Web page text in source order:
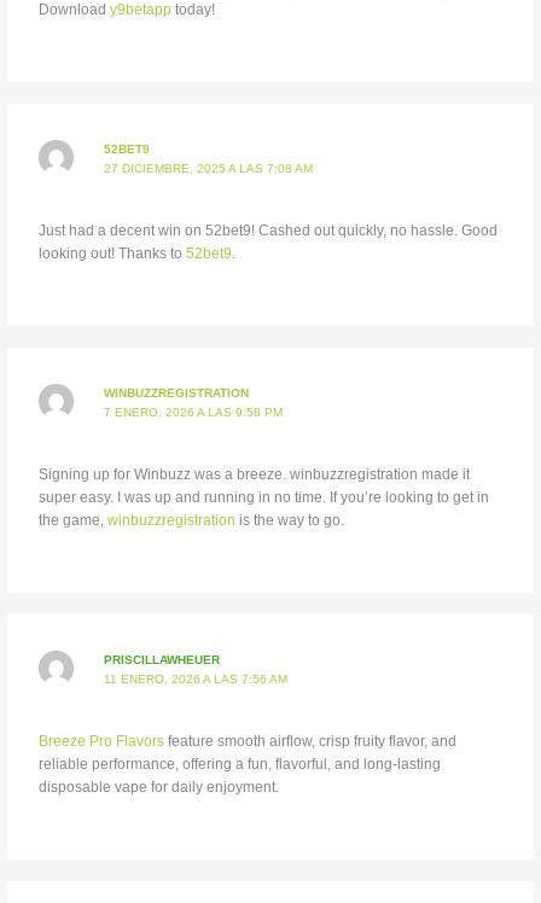
Download y9betapptoday!
52BET9
27 DICIEMBRE, 2025 A LAS 7:08 AM
Just had a decent win on 52bet9! Cashed out quickly, no hassle. Good
looking out! Thanks to 52bet9.
WINBUZZREGISTRATION
7 ENERO, 2026 A LAS 9:58 PM
Signing up for Winbuzz was a breeze. winbuzzregistration made it
super easy. I was up and running in no time. If you’re looking to get in
the game, winbuzzregistration is the way to go.
PRISCILLAWHEUER
11 ENERO, 2026 A LAS 7:56 AM
Breeze Pro Flavorsfeature smooth airflow, crisp fruity flavor, and
reliable performance, offering a fun, flavorful, and long-lasting
disposable vape for daily enjoyment.